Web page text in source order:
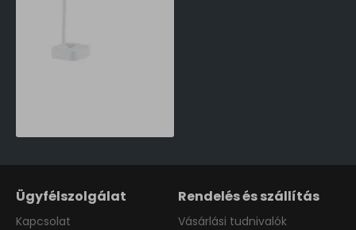
Ügyfélszolgálat
Kapcsolat
Rendelés és szállítás
Vásárlási tudnivalók